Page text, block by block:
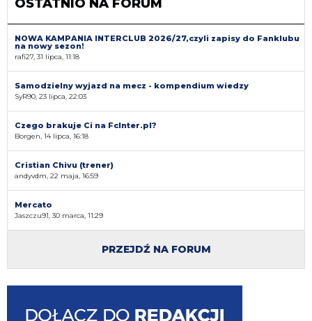
OSTATNIO NA FORUM
NOWA KAMPANIA INTERCLUB 2026/27,czyli zapisy do Fanklubu
na nowy sezon!
rafi27, 31 lipca, 11:18
Samodzielny wyjazd na mecz - kompendium wiedzy
SyR90, 23 lipca, 22:03
Czego brakuje Ci na FcInter.pl?
Borgen, 14 lipca, 16:18
Cristian Chivu (trener)
andyvdm, 22 maja, 16:59
Mercato
Jaszczu91, 30 marca, 11:29
PRZEJDŹ NA FORUM